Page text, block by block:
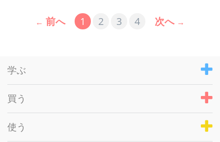
前へ 1 2 3 4 次へ
学ぶ
買う
使う